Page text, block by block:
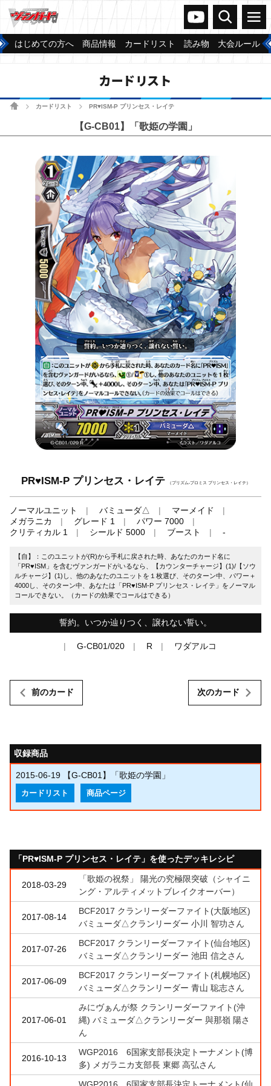
ヴァンガードch
検索 メニュー
はじめての方へ 商品情報 カードリスト 読み物 大会ルール
カードリスト
ホームカードリスト PR♥ISM-P プリンセス・レイテ
【G-CB01】「歌姫の学園」
PR♥ISM-P プリンセス・レイテ （プリズム-プロミス プリンセス・レイテ）
ノーマルユニット バミューダ△
マーメイド
メガラニカ
グレード 1
パワー 7000
クリティカル 1
シールド 5000 ブースト -
【自】：このユニットが(R)から手札に戻された時、あなたのカード名に
「PR♥ISM」を含むヴァンガードがいるなら、【カウンターチャージ】(1)/【ソウ
ルチャージ】(1)し、他のあなたのユニットを１枚選び、そのターン中、パワー＋
4000し、そのターン中、あなたは「PR♥ISM-P プリンセス・レイテ」をノーマル
コールできない。（カードの効果でコールはできる）
誓約。いつか辿りつく、譲れない誓い。
G-CB01/020 R ワダアルコ
前のカード 次のカード
収録商品
2015-06-19 【G-CB01】「歌姫の学園」
カードリスト 商品ページ
「PR♥ISM-P プリンセス・レイテ」を使ったデッキレシピ
2018-03-29
「歌姫の祝祭」 陽光の究極限突破（シャイニ
ング・アルティメットブレイクオーバー）
2017-08-14
BCF2017 クランリーダーファイト(大阪地区)
バミューダ△クランリーダー 小川 智功さん
2017-07-26
BCF2017 クランリーダーファイト(仙台地区)
バミューダ△クランリーダー 池田 信之さん
2017-06-09
BCF2017 クランリーダーファイト(札幌地区)
バミューダ△クランリーダー 青山 聡志さん
2017-06-01
みにヴぁんが祭 クランリーダーファイト(沖
縄) バミューダ△クランリーダー 與那嶺 陽さ
ん
2016-10-13
WGP2016 6国家支部長決定トーナメント(博
多) メガラニカ支部長 東郷 高弘さん
WGP2016 6国家支部長決定トーナメント(仙